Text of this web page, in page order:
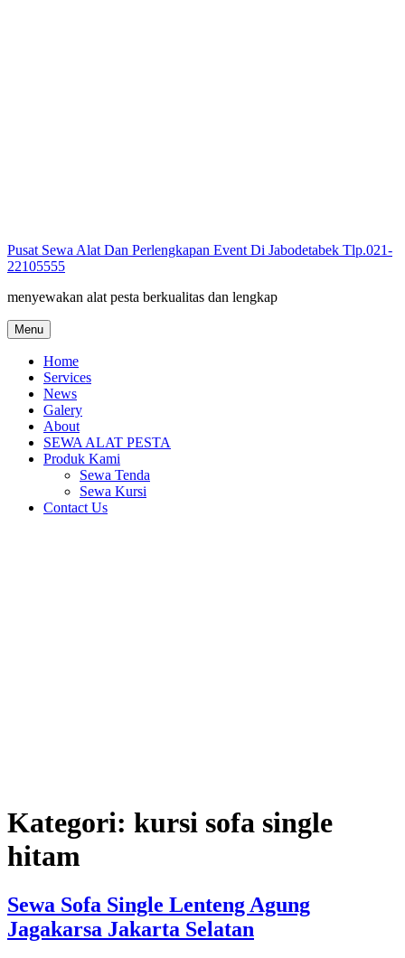
Pusat Sewa Alat Dan Perlengkapan Event Di Jabodetabek Tlp.021-
22105555
menyewakan alat pesta berkualitas dan lengkap
Menu
Home
Services
News
Galery
About
SEWA ALAT PESTA
Produk Kami
Sewa Tenda
Sewa Kursi
Contact Us
Kategori: kursi sofa single
hitam
Sewa Sofa Single Lenteng Agung
Jagakarsa Jakarta Selatan